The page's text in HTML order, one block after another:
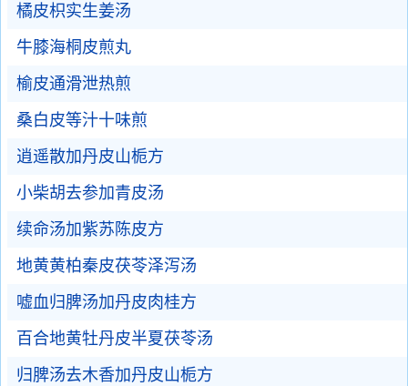
橘皮枳实生姜汤
牛膝海桐皮煎丸
榆皮通滑泄热煎
桑白皮等汁十味煎
逍遥散加丹皮山栀方
小柴胡去参加青皮汤
续命汤加紫苏陈皮方
地黄黄柏秦皮茯苓泽泻汤
嘘血归脾汤加丹皮肉桂方
百合地黄牡丹皮半夏茯苓汤
归脾汤去木香加丹皮山栀方